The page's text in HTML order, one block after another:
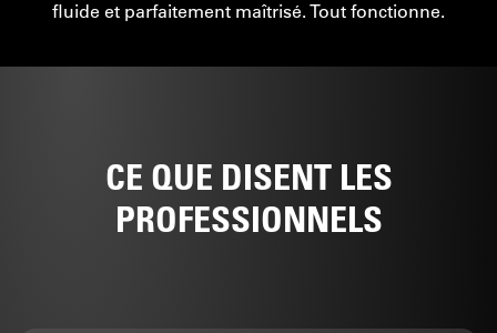
CONTRÔLE TACTILE,
MAÎTRISÉ
CE QUE DISENT LES
PROFESSIONNELS